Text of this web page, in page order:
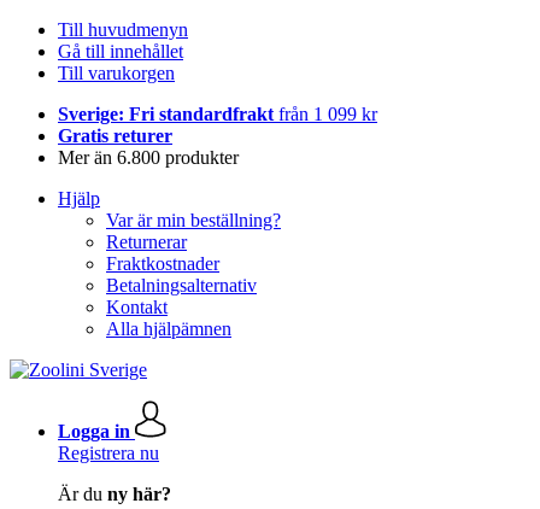
Till huvudmenyn
Gå till innehållet
Till varukorgen
Sverige: Fri standardfrakt från 1 099 kr
Gratis returer
Mer än 6.800 produkter
Hjälp
Var är min beställning?
Returnerar
Fraktkostnader
Betalningsalternativ
Kontakt
Alla hjälpämnen
Logga in
Registrera nu
Är du ny här?